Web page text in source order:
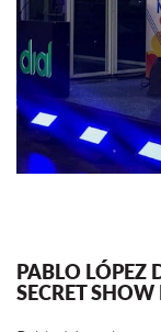
PABLO LÓPEZ
SECRET SHOW